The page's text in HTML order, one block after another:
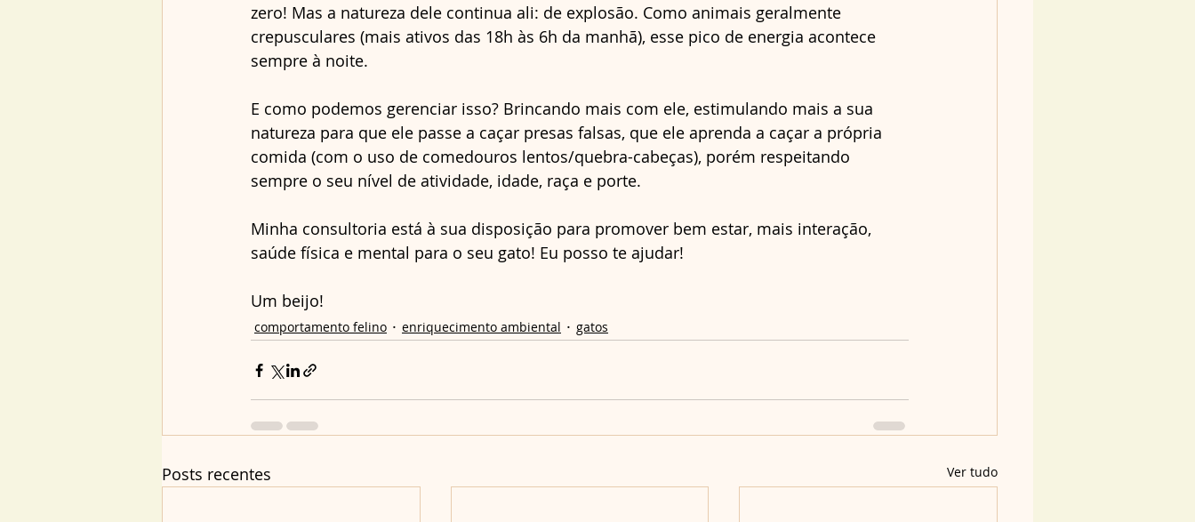
zero! Mas a natureza dele continua ali: de explosão. Como animais geralmente
crepusculares (mais ativos das 18h às 6h da manhã), esse pico de energia acontece
sempre à noite.
E como podemos gerenciar isso? Brincando mais com ele, estimulando mais a sua
natureza para que ele passe a caçar presas falsas, que ele aprenda a caçar a própria
comida (com o uso de comedouros lentos/quebra-cabeças), porém respeitando
sempre o seu nível de atividade, idade, raça e porte.
Minha consultoria está à sua disposição para promover bem estar, mais interação,
saúde física e mental para o seu gato! Eu posso te ajudar!
Um beijo!
comportamento felino enriquecimento ambiental gatos
Posts recentes Ver tudo